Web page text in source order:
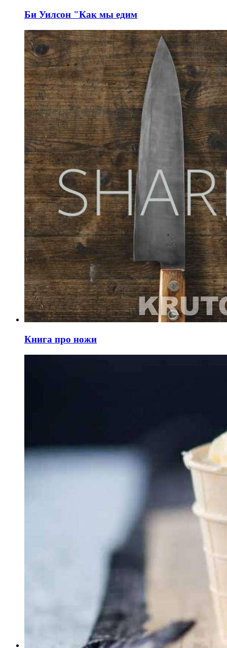
Би Уилсон "Как мы едим
Книга про ножи